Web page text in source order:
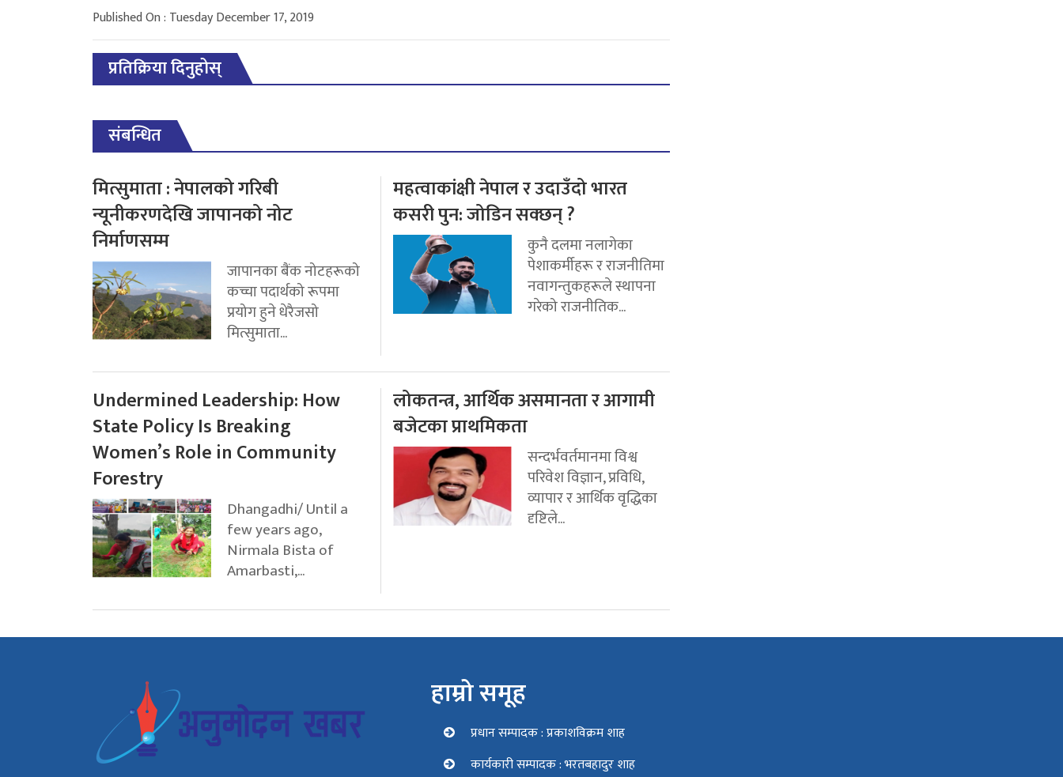
Published On : Tuesday December 17, 2019
प्रतिक्रिया दिनुहोस्
संबन्धित
मित्सुमाता : नेपालको गरिबी
न्यूनीकरणदेखि जापानको नोट
निर्माणसम्म
जापानका बैंक नोटहरूको
कच्चा पदार्थको रूपमा
प्रयोग हुने धेरैजसो
मित्सुमाता...
महत्वाकांक्षी नेपाल र उदाउँदो भारत
कसरी पुन: जोडिन सक्छन् ?
कुनै दलमा नलागेका
पेशाकर्मीहरू र राजनीतिमा
नवागन्तुकहरूले स्थापना
गरेको राजनीतिक...
Undermined Leadership: How
State Policy Is Breaking
Women’s Role in Community
Forestry
Dhangadhi/ Until a
few years ago,
Nirmala Bista of
Amarbasti,...
लोकतन्त्र, आर्थिक असमानता र आगामी
बजेटका प्राथमिकता
सन्दर्भवर्तमानमा विश्व
परिवेश विज्ञान, प्रविधि,
व्यापार र आर्थिक वृद्धिका
दृष्टिले...
हाम्रो समूह
प्रधान सम्पादक : प्रकाशविक्रम शाह
कार्यकारी सम्पादक : भरतबहादुर शाह